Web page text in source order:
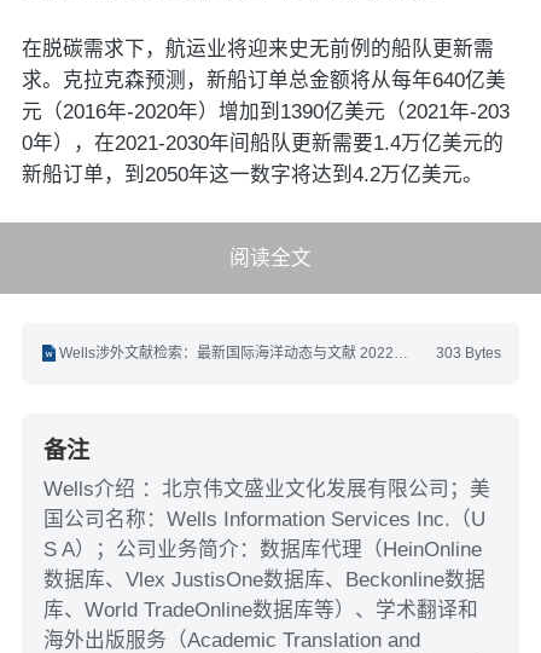
在脱碳需求下，航运业将迎来史无前例的船队更新需
求。克拉克森预测，新船订单总金额将从每年640亿美
元（2016年-2020年）增加到1390亿美元（2021年-203
0年），在2021-2030年间船队更新需要1.4万亿美元的
新船订单，到2050年这一数字将达到4.2万亿美元。
阅读全文
303 Bytes
Wells涉外文献检索：最新国际海洋动态与文献 2022年10月第20期(10.16-10.31).docx
备注
Wells介绍 ：北京伟文盛业文化发展有限公司；美
国公司名称：Wells Information Services Inc.（U
S A）；公司业务简介：数据库代理（HeinOnline
数据库、Vlex JustisOne数据库、Beckonline数据
库、World TradeOnline数据库等）、学术翻译和
海外出版服务（Academic Translation and